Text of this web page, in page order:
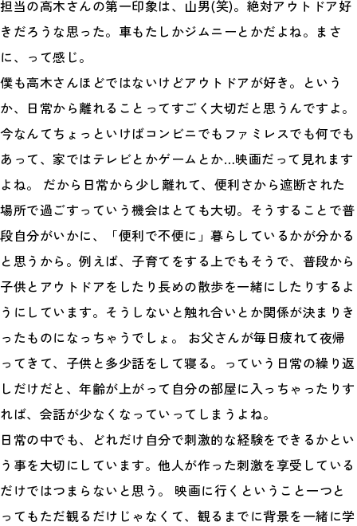
担当の高木さんの第一印象は、山男(笑)。絶対アウトドア好
きだろうな思った。車もたしかジムニーとかだよね。まさ
に、って感じ。
僕も高木さんほどではないけどアウトドアが好き。という
か、日常から離れることってすごく大切だと思うんですよ。
今なんてちょっといけばコンビニでもファミレスでも何でも
あって、家ではテレビとかゲームとか…映画だって見れます
よね。 だから日常から少し離れて、便利さから遮断された
場所で過ごすっていう機会はとても大切。そうすることで普
段自分がいかに、「便利で不便に」暮らしているかが分かる
と思うから。例えば、子育てをする上でもそうで、普段から
子供とアウトドアをしたり長めの散歩を一緒にしたりするよ
うにしています。そうしないと触れ合いとか関係が決まりき
ったものになっちゃうでしょ。 お父さんが毎日疲れて夜帰
ってきて、子供と多少話をして寝る。っていう日常の繰り返
しだけだと、年齢が上がって自分の部屋に入っちゃったりす
れば、会話が少なくなっていってしまうよね。
日常の中でも、どれだけ自分で刺激的な経験をできるかとい
う事を大切にしています。他人が作った刺激を享受している
だけではつまらないと思う。 映画に行くということ一つと
ってもただ観るだけじゃなくて、観るまでに背景を一緒に学